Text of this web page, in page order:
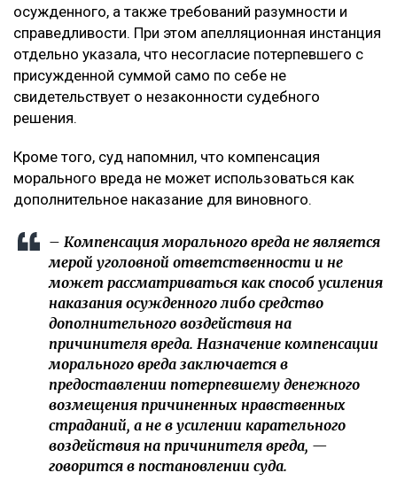
Что решил суд
Судебная коллегия оставила жалобу без
удовлетворения, подчеркнув, что оснований для
изменения размера компенсации не установлено. В
постановлении отмечается, что определение суммы
компенсации относится к оценочным полномочиям
суда и производится с учетом конкретных
обстоятельств дела, характера нравственных
страданий потерпевшего, степени вины
справедливости. При этом апелляционная инстанция
отдельно указала, что несогласие потерпевшего с
присужденной суммой само по себе не
свидетельствует о незаконности судебного
решения.
Кроме того, суд напомнил, что компенсация
морального вреда не может использоваться как
дополнительное наказание для виновного.
– Компенсация морального вреда не является
мерой уголовной ответственности и не